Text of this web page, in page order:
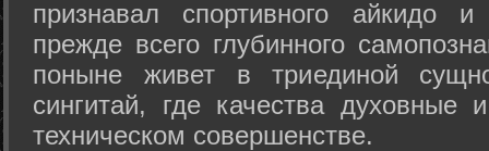
признавал спортивного айкидо
прежде всего глубинного
поныне живет в триединой
сингитай, где качества духовные
техническом совершенстве.